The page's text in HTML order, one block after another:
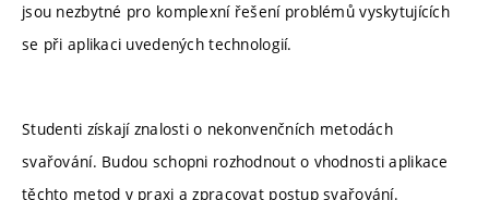
jsou nezbytné pro komplexní řešení problémů vyskytujících
se při aplikaci uvedených technologií.
Studenti získají znalosti o nekonvenčních metodách
svařování. Budou schopni rozhodnout o vhodnosti aplikace
těchto metod v praxi a zpracovat postup svařování.